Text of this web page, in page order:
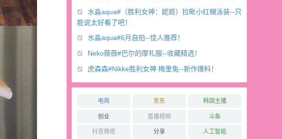
水淼aqua#（胜利女神：妮姬）拉毗小红帽泳装--只
能说太好看了吧！
水淼aqua#6月自拍--佳人推荐！
Neko薇薇#巴尔的摩礼服--收藏精选！
虎森森#Nikke胜利女神 梅里兔--新作爆料！
电商 京东 韩国主播
创业 直播视频 斗鱼
抖音微密 分享 人工智能